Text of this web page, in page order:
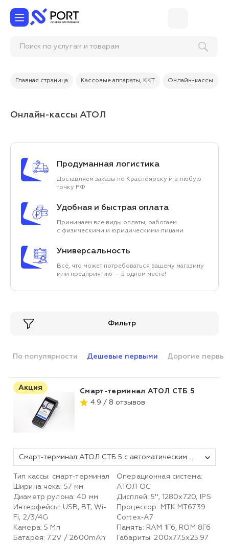
Устан
Главная страница Кассовые аппараты, ККТ Онлайн-кассы
Онлайн-кассы АТОЛ
Продуманная логистика
Доставляем заказы по Красноярску и в любую
точку РФ
Удобная и быстрая оплата
Принимаем все виды оплаты, работаем
с физическими и юридическими лицами
Универсальность
Всё, что может потребоваться вашему магазину
или предприятию — в одном месте!
Фильтр
По популярности Дешевые первыми Дорогие
Акция
Смарт-терминал АТОЛ СТБ 5
4.9 / 8 отзывов
Смарт-терминал АТОЛ СТБ 5 с автоматическим тарифом SIGMA и ИТС (без ФН, 5.0)
Тип кассы: смарт-терминал
Ширина чека: 57 мм
Диаметр рулона: 40 мм
Интерфейсы: USB, BT, Wi-
Fi, 2/3/4G
Камера: 5 Мп
Батарея: 7.2V / 2600mAh
Операционная система:
АТОЛ ОС
Дисплей: 5'', 1280x720, IPS
Процессор: MTK MT6739
Cortex-A7
Память: RAM 1Гб, ROM 8Гб
Габариты: 200х77.5х25.97